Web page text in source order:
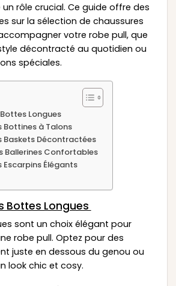
rôle crucial. Ce guide offre des
sur la sélection de chaussures
votre robe pull, que
décontracté au quotidien ou
spéciales.
Longues
Bottines à Talons
Baskets Décontractées
Ballerines Confortables
Escarpins Élégants
Bottes Longues
sont un choix élégant pour
robe pull. Optez pour des
juste en dessous du genou ou
look chic et cosy.